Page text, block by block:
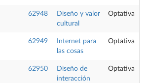
62948
Diseño y valor
cultural
Optativa
62949
Internet para
las cosas
Optativa
62950
Diseño de
interacción
Optativa